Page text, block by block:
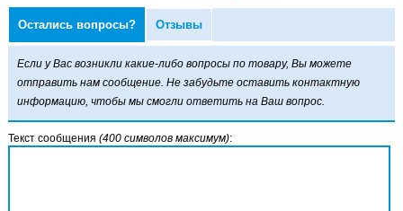
для плавания
Sphere Race Cap
Остались вопросы? Отзывы
Если у Вас возникли какие-либо вопросы по товару, Вы можете
отправить нам сообщение. Не забудьте оставить контактную
информацию, чтобы мы смогли ответить на Ваш вопрос.
Текст сообщения (400 символов максимум):